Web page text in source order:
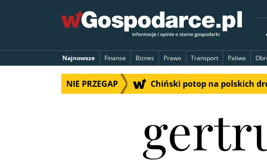
Najnowsze Finanse Biznes Prawo Transport Paliwa
NIE PRZEGAP Chiński potop na polskich